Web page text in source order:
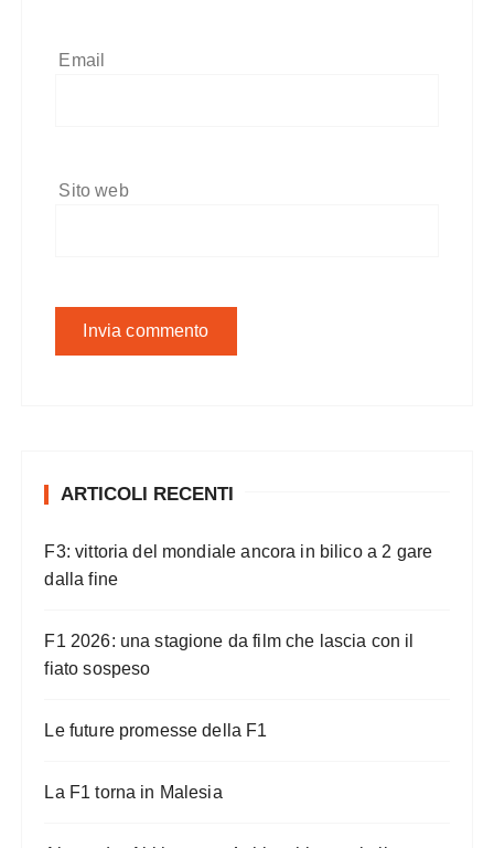
Email
Sito web
ARTICOLI RECENTI
F3: vittoria del mondiale ancora in bilico a 2 gare
dalla fine
F1 2026: una stagione da film che lascia con il
fiato sospeso
Le future promesse della F1
La F1 torna in Malesia